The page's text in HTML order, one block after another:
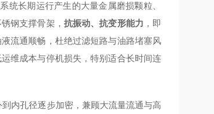
统长期运行产生的大量金属磨损颗粒、
钢支撑骨架， 抗振动、抗变形能力 ，即
流通顺畅，杜绝过滤短路与油路堵塞风
维成本与停机损失，特别适合长时间连
到内孔径逐步加密，兼顾大流量流通与高